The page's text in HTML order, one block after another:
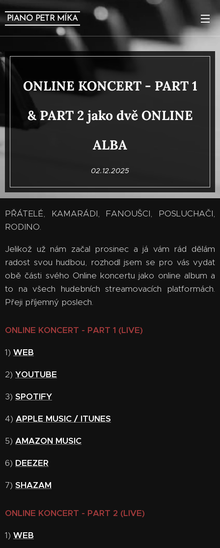
PIANO PETR MÍKA
ONLINE KONCERT - PART 1
& PART 2 jako dvě ONLINE
ALBA
02.12.2025
PŘÁTELÉ, KAMARÁDI, FANOUŠCI, POSLUCHAČI,
RODINO.
Jelikož už nám začal prosinec a já vám rád dělám
radost svou hudbou, rozhodl jsem se pro vás vydat
obě části svého Online koncertu jako online album a
to na všech hudebních streamovacích platformách.
Přeji příjemný poslech.
ONLINE KONCERT - PART 1 (LIVE)
1) WEB
2) YOUTUBE
3) SPOTIFY
4) APPLE MUSIC / ITUNES
5) AMAZON MUSIC
6) DEEZER
7) SHAZAM
ONLINE KONCERT - PART 2 (LIVE)
1) WEB